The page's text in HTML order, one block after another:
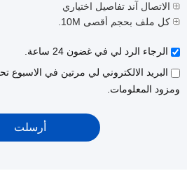
الاتصال آند تفاصيل اختياري
كل ملف بحجم أقصى 10M.
الرجاء الرد لي في غضون 24 ساعة.
البريد الالكتروني لي مرتين في الاسبوع
ومزود المعلومات.